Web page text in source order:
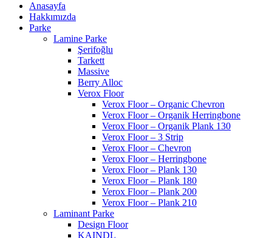
Anasayfa
Hakkımızda
Parke
Lamine Parke
Şerifoğlu
Tarkett
Massive
Berry Alloc
Verox Floor
Verox Floor – Organic Chevron
Verox Floor – Organik Herringbone
Verox Floor – Organik Plank 130
Verox Floor – 3 Strip
Verox Floor – Chevron
Verox Floor – Herringbone
Verox Floor – Plank 130
Verox Floor – Plank 180
Verox Floor – Plank 200
Verox Floor – Plank 210
Laminant Parke
Design Floor
KAINDL